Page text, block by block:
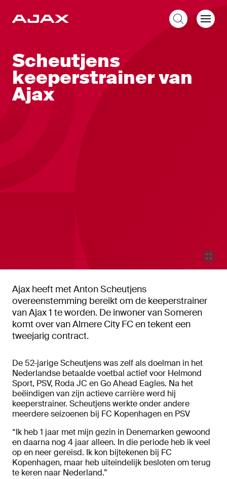
Scheutjens
keeperstrainer van
Ajax
Ajax heeft met Anton Scheutjens
overeenstemming bereikt om de keeperstrainer
van Ajax 1 te worden. De inwoner van Someren
komt over van Almere City FC en tekent een
tweejarig contract.
De 52-jarige Scheutjens was zelf als doelman in het
Nederlandse betaalde voetbal actief voor Helmond
Sport, PSV, Roda JC en Go Ahead Eagles. Na het
beëindigen van zijn actieve carrière werd hij
keeperstrainer. Scheutjens werkte onder andere
meerdere seizoenen bij FC Kopenhagen en PSV
“Ik heb 1 jaar met mijn gezin in Denemarken gewoond
en daarna nog 4 jaar alleen. In die periode heb ik veel
op en neer gereisd. Ik kon bijtekenen bij FC
Kopenhagen, maar heb uiteindelijk besloten om terug
te keren naar Nederland.”